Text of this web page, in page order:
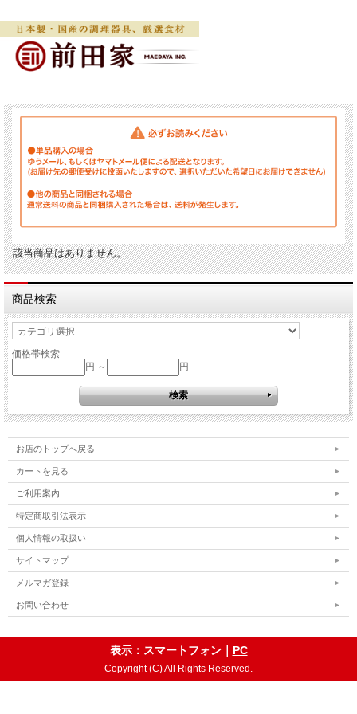
該当商品はありません。
商品検索
価格帯検索
円 ～
円
お店のトップへ戻る
カートを見る
ご利用案内
特定商取引法表示
個人情報の取扱い
サイトマップ
メルマガ登録
お問い合わせ
表示：スマートフォン｜ PC
Copyright (C) All Rights Reserved.